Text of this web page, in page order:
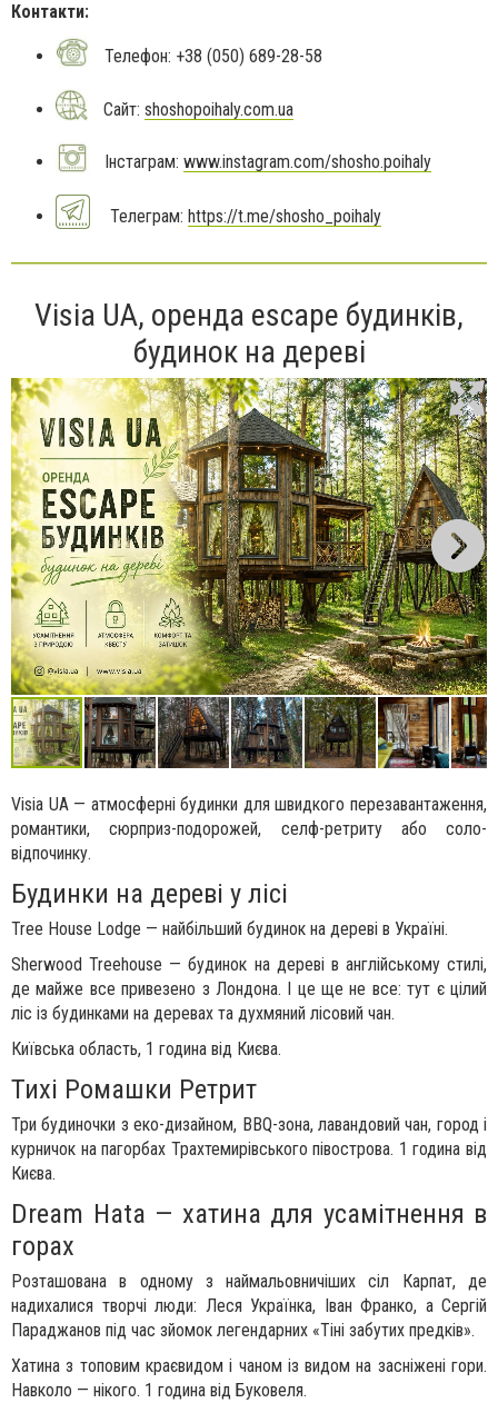
Контакти:
Телефон: +38 (050) 689-28-58
Сайт: shoshopoihaly.com.ua
Інстаграм: www.instagram.com/shosho.poihaly
Телеграм: https://t.me/shosho_poihaly
Visia UA, оренда escape будинків,
будинок на дереві
Visia UA — атмосферні будинки для швидкого перезавантаження,
романтики, сюрприз-подорожей, селф-ретриту або соло-
відпочинку.
Будинки на дереві у лісі
Tree House Lodge — найбільший будинок на дереві в Україні.
Sherwood Treehouse — будинок на дереві в англійському стилі,
де майже все привезено з Лондона. І це ще не все: тут є цілий
ліс із будинками на деревах та духмяний лісовий чан.
Київська область, 1 година від Києва.
Тихі Ромашки Ретрит
Три будиночки з еко-дизайном, BBQ-зона, лавандовий чан, город і
курничок на пагорбах Трахтемирівського півострова. 1 година від
Києва.
Dream Hata — хатина для усамітнення в
горах
Розташована в одному з наймальовничіших сіл Карпат, де
надихалися творчі люди: Леся Українка, Іван Франко, а Сергій
Параджанов під час зйомок легендарних «Тіні забутих предків».
Хатина з топовим краєвидом і чаном із видом на засніжені гори.
Навколо — нікого. 1 година від Буковеля.